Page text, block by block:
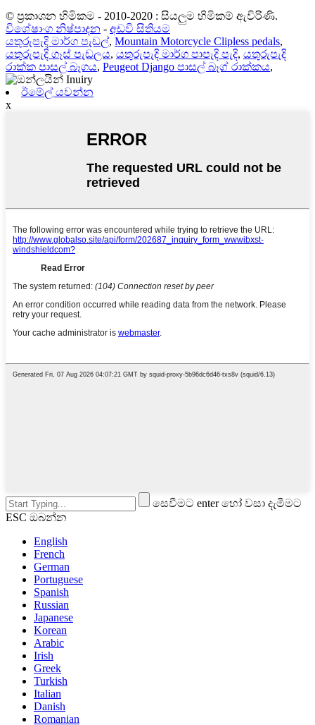
© ප්‍රකාශන හිමිකම - 2010-2020 : සියලුම හිමිකම් ඇවිරිණි.
විශේෂාංග නිෂ්පාදන - අඩවි සිතියම
යතුරුපැදි මාර්ග පැඩල්, Mountain Motorcycle Clipless pedals,
යතුරුපැදි ගෑස් පැඩලය, යතුරුපැදි මාර්ග පාපැදි පැදි, යතුරුපැදි
රාක්ක පාසල් බෑගය, Peugeot Django පාසල් බෑග් රාක්කය,
ඊමේල් යවන්න
x
සෙවීමට enter හෝ වසා දැමීමට
ESC ඔබන්න
English
French
German
Portuguese
Spanish
Russian
Japanese
Korean
Arabic
Irish
Greek
Turkish
Italian
Danish
Romanian